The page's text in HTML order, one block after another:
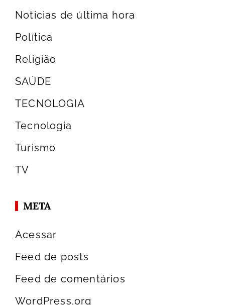
Noticias de última hora
Política
Religião
SAÚDE
TECNOLOGIA
Tecnologia
Turismo
TV
META
Acessar
Feed de posts
Feed de comentários
WordPress.org